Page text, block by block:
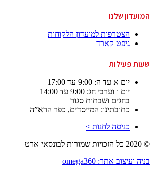
המועדון שלנו
הצטרפות למועדון הלקוחות
גיפט קארד
שעות פעילות
יום א עד ה: 9:00 עד 17:00
יום ו וערבי חג: 9:00 עד 14:00
בחגים ושבתות סגור
כתובתינו: המייסדים, כפר הרא”ה
כניסה לחנות >
© 2020 כל הזכויות שמורות לבונסאי ארט
בניה ועיצוב אתר: omega360